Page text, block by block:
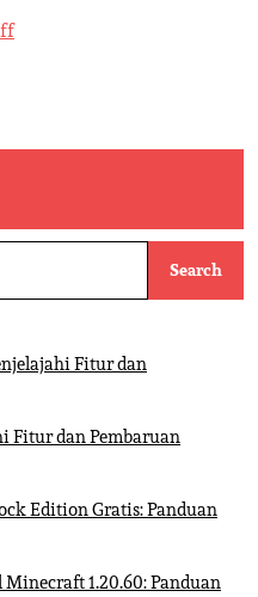
Search
Fitur dan
Fitur dan Pembaruan
Edition Gratis: Panduan
1.20.60: Panduan